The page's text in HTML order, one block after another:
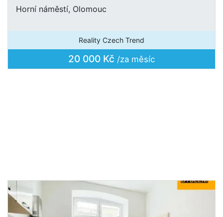
Horní náměstí, Olomouc
Reality Czech Trend
20 000 Kč /za měsíc